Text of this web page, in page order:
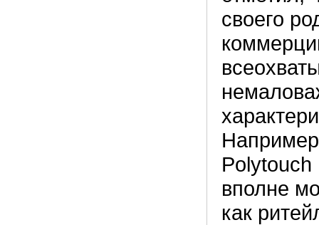
своего
Polytouch
вполне
как